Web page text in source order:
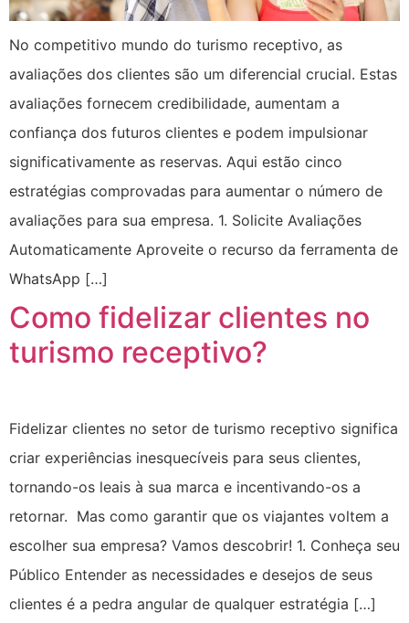
No competitivo mundo do turismo receptivo, as
avaliações dos clientes são um diferencial crucial. Estas
avaliações fornecem credibilidade, aumentam a
confiança dos futuros clientes e podem impulsionar
significativamente as reservas. Aqui estão cinco
estratégias comprovadas para aumentar o número de
avaliações para sua empresa. 1. Solicite Avaliações
Automaticamente Aproveite o recurso da ferramenta de
WhatsApp […]
Como fidelizar clientes no
turismo receptivo?
Fidelizar clientes no setor de turismo receptivo significa
criar experiências inesquecíveis para seus clientes,
tornando-os leais à sua marca e incentivando-os a
retornar. Mas como garantir que os viajantes voltem a
escolher sua empresa? Vamos descobrir! 1. Conheça seu
Público Entender as necessidades e desejos de seus
clientes é a pedra angular de qualquer estratégia […]